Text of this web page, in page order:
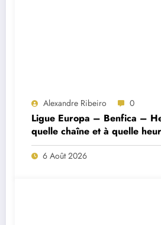
Alexandre Ribeiro 0
Ligue Europa – Benfica –
quelle chaîne et à quelle
match ?
6 Août 2026